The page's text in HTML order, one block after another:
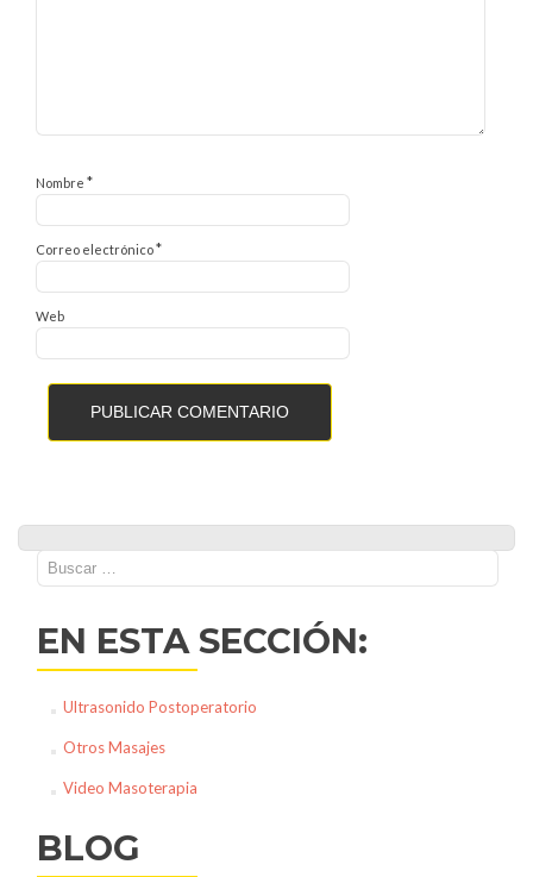
Nombre *
Correo electrónico*
Web
Buscar:
EN ESTA SECCIÓN:
Ultrasonido Postoperatorio
Otros Masajes
Video Masoterapia
BLOG